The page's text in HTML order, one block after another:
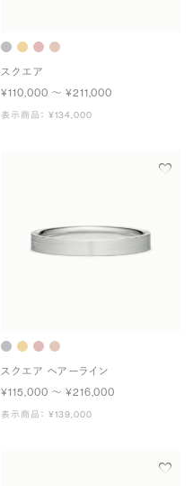
スクエア
¥110,000 〜 ¥211,000
表示商品： ¥134,000
スクエア ヘアーライン
¥115,000 〜 ¥216,000
表示商品： ¥139,000